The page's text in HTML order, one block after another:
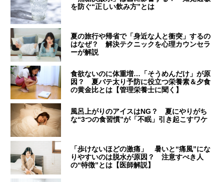
を防ぐ“正しい飲み方”とは
夏の旅行や帰省で「身近な人と衝突」するの
はなぜ？ 解決テクニックを心理カウンセラ
ーが解説
食欲ないのに体重増…「そうめんだけ」が原
因？ 夏バテ太り予防に役立つ栄養素＆夕食
の黄金比とは【管理栄養士に聞く】
風呂上がりのアイスはNG？ 夏にやりがち
な“3つの食習慣”が「不眠」引き起こすワケ
「歩けないほどの激痛」 暑いと“痛風”にな
りやすいのは脱水が原因？ 注意すべき人
の“特徴”とは【医師解説】